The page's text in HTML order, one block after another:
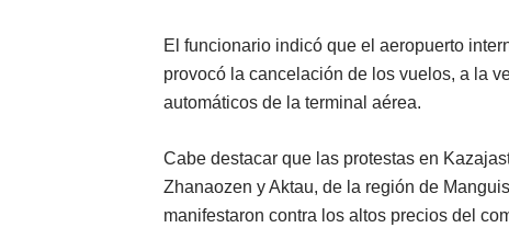
El funcionario indicó que el aeropuerto
provocó la cancelación de los vuelos, a la
automáticos de la terminal aérea.
Cabe destacar que las protestas en
Zhanaozen y Aktau, de la región de
manifestaron contra los altos precios del